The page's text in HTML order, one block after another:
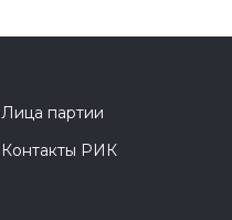
Лица партии
Контакты РИК